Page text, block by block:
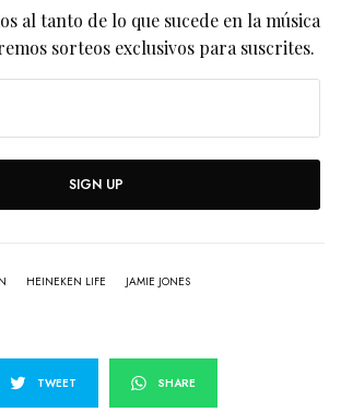
al tanto de lo que sucede en la música
sorteos exclusivos para suscrites.
SIGN UP
HEINEKEN LIFE JAMIE JONES
TWEET SHARE